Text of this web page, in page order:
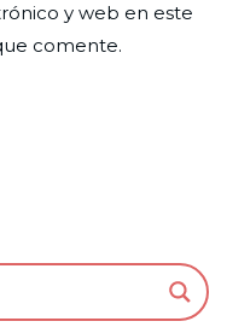
y web en este
comente.